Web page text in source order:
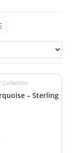
Collection
– Sterling